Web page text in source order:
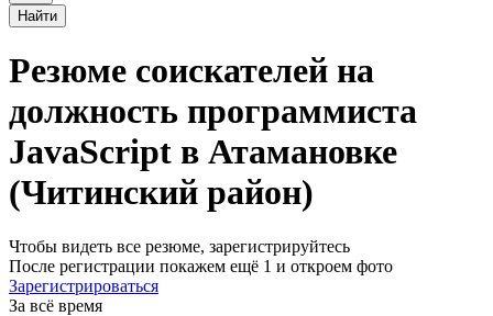
Найти
Резюме соискателей на
должность программиста
JavaScript в Атамановке
(Читинский район)
Чтобы видеть все резюме, зарегистрируйтесь
После регистрации покажем ещё 1 и откроем фото
Зарегистрироваться
За всё время